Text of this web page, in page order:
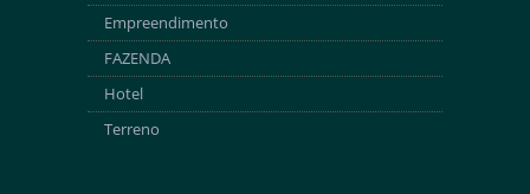
Empreendimento
FAZENDA
Hotel
Terreno